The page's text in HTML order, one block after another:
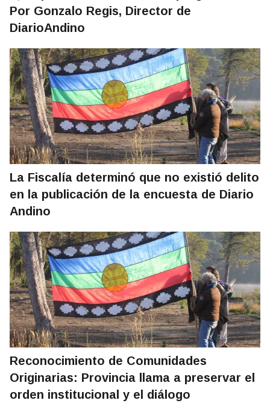
Por Gonzalo Regis, Director de
DiarioAndino
La Fiscalía determinó que no existió delito
en la publicación de la encuesta de Diario
Andino
Reconocimiento de Comunidades
Originarias: Provincia llama a preservar el
orden institucional y el diálogo